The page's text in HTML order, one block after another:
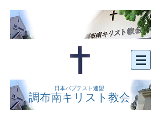
日本バプテスト連盟
調布南キリスト教会